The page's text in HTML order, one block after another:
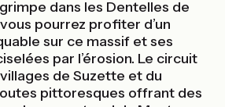
dans les Dentelles de
vous pourrez profiter d’un
sur ce massif et ses
par l’érosion. Le circuit
de Suzette et du
pittoresques offrant des